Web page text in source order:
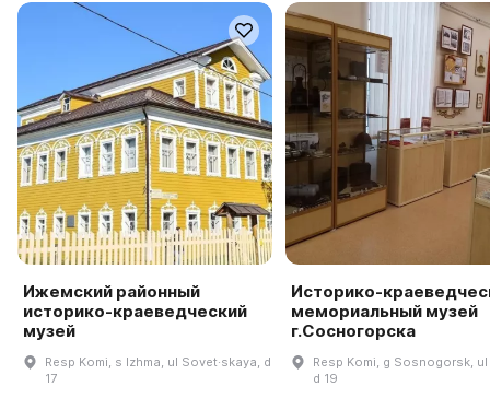
Ижемский районный
историко-краеведческий
музей
Resp Komi, s Izhma, ul Sovet·skaya, d
17
Историко-
мемориальный музей
г.Сосногорска
Resp Komi, g Sosnogorsk,
d 19